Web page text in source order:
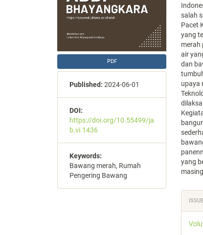
PDF
Published: 2024-06-01
DOI:
https://doi.org/10.55499/ja
b.vi.1436
Keywords:
Bawang merah, Rumah
Pengering Bawang
salah
Pacet
yang
merah
air
dan
upaya
yang
ISSUE